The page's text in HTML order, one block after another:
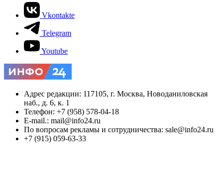
Vkontakte
Telegram
Youtube
Адрес редакции: 117105, г. Москва, Новоданиловская
наб., д. 6, к. 1
Телефон: +7 (958) 578-04-18
E-mail.: mail@info24.ru
По вопросам рекламы и сотрудничества: sale@info24.ru
+7 (915) 059-63-33